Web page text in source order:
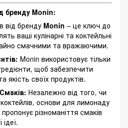
бренду Monin:
від бренду Monin – це ключ до
ваші кулінарні та коктейльні
смачними та вражаючими.
Monin використовує тільки
щоб забезпечити
своїх продуктів.
Незалежно від того, чи
основи для лимонаду
різноманіття смаків